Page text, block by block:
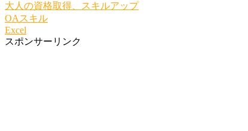
大人の資格取得、スキルアップ
OAスキル
Excel
スポンサーリンク